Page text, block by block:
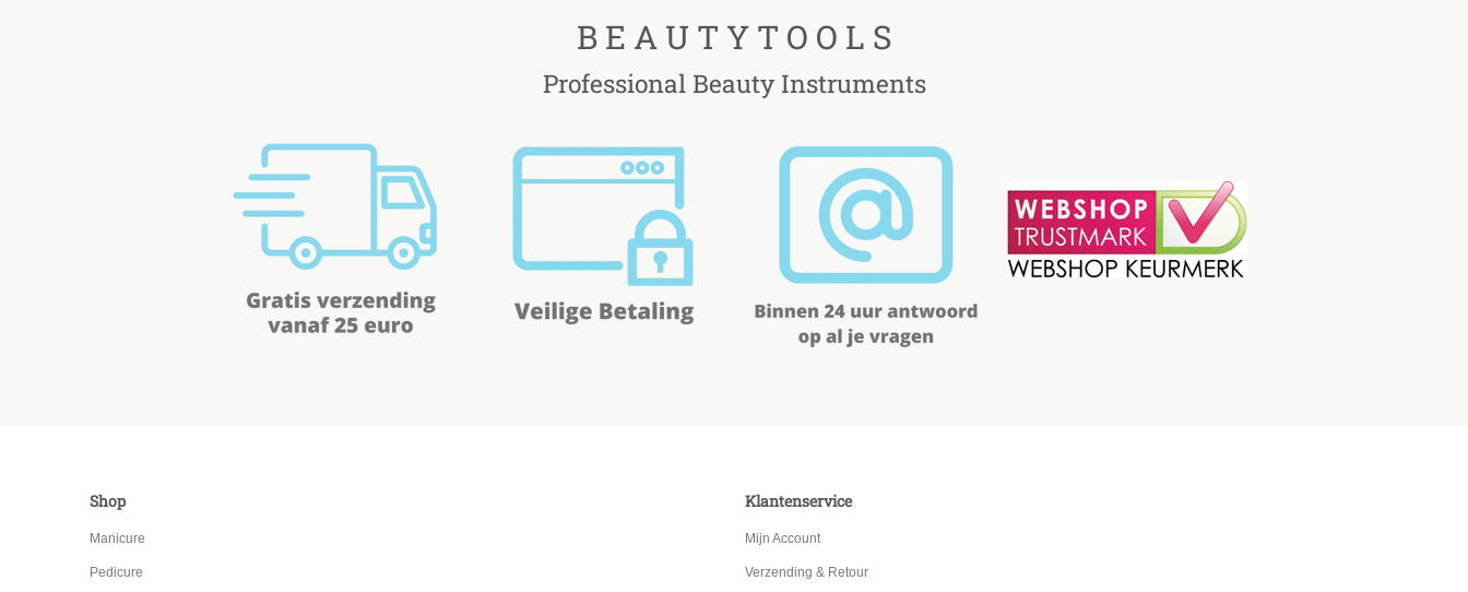
B E A U T Y T O O L S
Professional Beauty Instruments
Shop
Manicure
Pedicure
Klantenservice
Mijn Account
Verzending & Retour